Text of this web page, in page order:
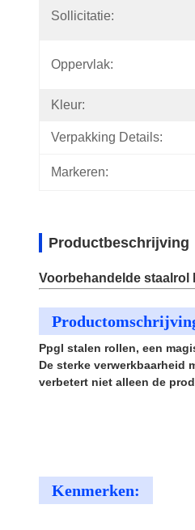
Sollicitatie:
Oppervlak:
Kleur:
Verpakking Details:
Markeren:
Productbeschrijving
Voorbehandelde staalrol
Ppgl stalen rollen, een
De sterke verwerkbaarheid
verbetert niet alleen de
Kenmerken: